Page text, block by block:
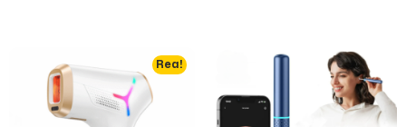
Rea!